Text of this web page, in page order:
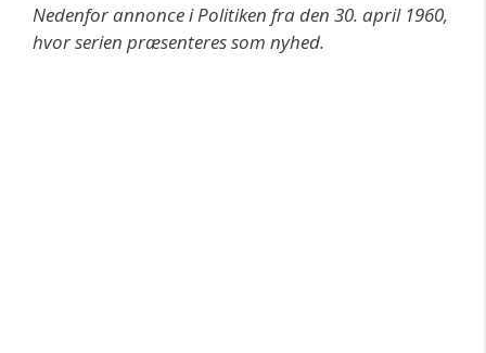
Nedenfor annonce i Politiken fra den 30. april 1960,
hvor serien præsenteres som nyhed.